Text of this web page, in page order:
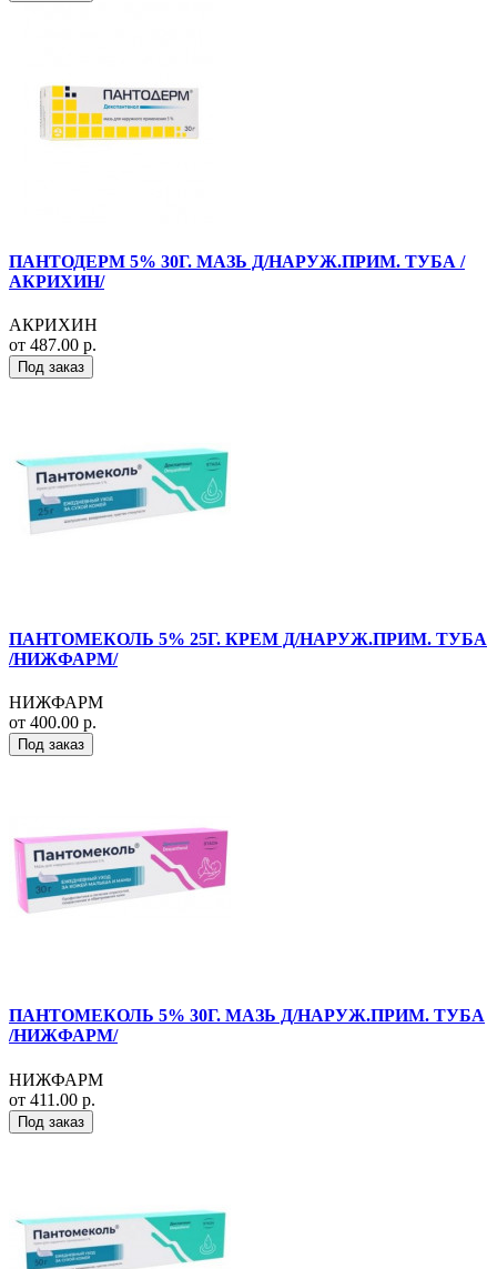
ПАНТОДЕРМ 5% 30Г. МАЗЬ Д/НАРУЖ.ПРИМ. ТУБА /
АКРИХИН/
АКРИХИН
от 487.00 р.
Под заказ
ПАНТОМЕКОЛЬ 5% 25Г. КРЕМ Д/НАРУЖ.ПРИМ. ТУБА
/НИЖФАРМ/
НИЖФАРМ
от 400.00 р.
Под заказ
ПАНТОМЕКОЛЬ 5% 30Г. МАЗЬ Д/НАРУЖ.ПРИМ. ТУБА
/НИЖФАРМ/
НИЖФАРМ
от 411.00 р.
Под заказ